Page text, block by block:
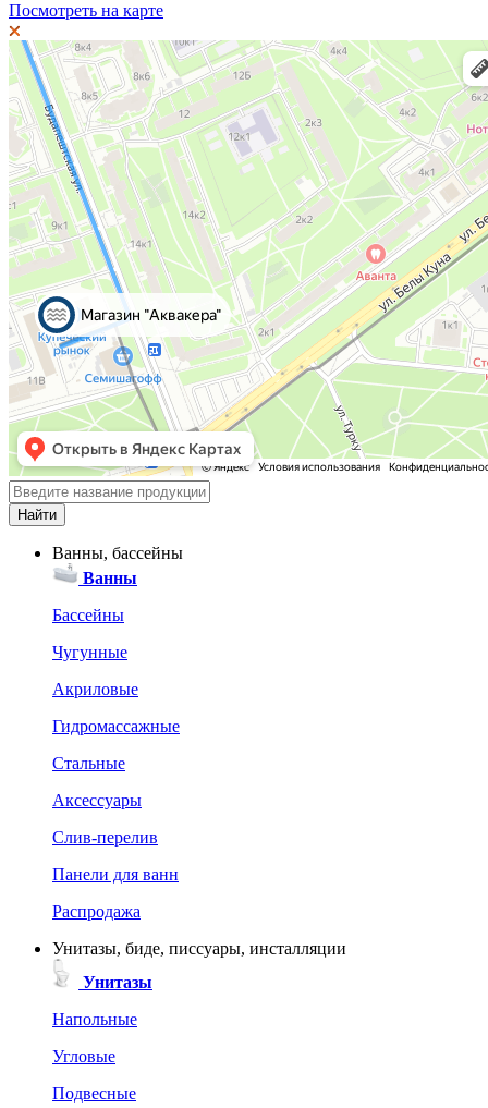
Посмотреть на карте
Ванны, бассейны
Ванны
Бассейны
Чугунные
Акриловые
Гидромассажные
Стальные
Аксессуары
Слив-перелив
Панели для ванн
Распродажа
Унитазы, биде, писсуары, инсталляции
Унитазы
Напольные
Угловые
Подвесные